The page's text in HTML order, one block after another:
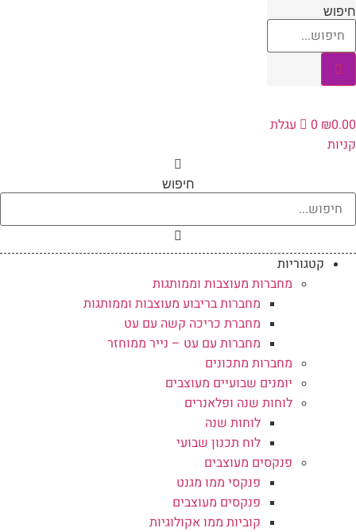
דלג
לתוכן
חיפוש
₪0.00
0
עגלת
קניות
חיפוש
קטגוריות
מחברות מעוצבות וממותגות
מחברות בריבוע מעוצבות וממותגות
מחברת כריכה קשה עם עט
מחברות עם עט – נייר ממוחזר
מחברות מתכונים
יומנים שבועיים מעוצבים
לוחות שנה ופלאנרים
לוחות שנה
לוח תכנון שבועי
פנקסים מעוצבים
פנקסי ממו מגנט
פנקסים מעוצבים
קוביות ממו אקולוגיות